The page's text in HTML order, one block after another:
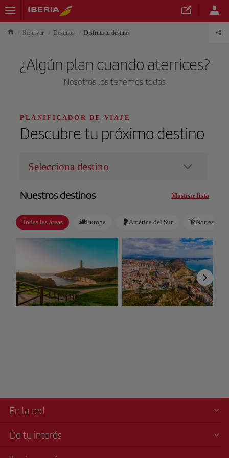
Reservar Destinos Disfruta tu destino
¿Algún plan cuando aterrices?
Nosotros los tenemos todos
PLANIFICADOR DE VIAJE
Descubre tu próximo destino
Nuestros destinos Mostrar lista
Todas las áreas Europa América del Sur
En la red
De tu interés